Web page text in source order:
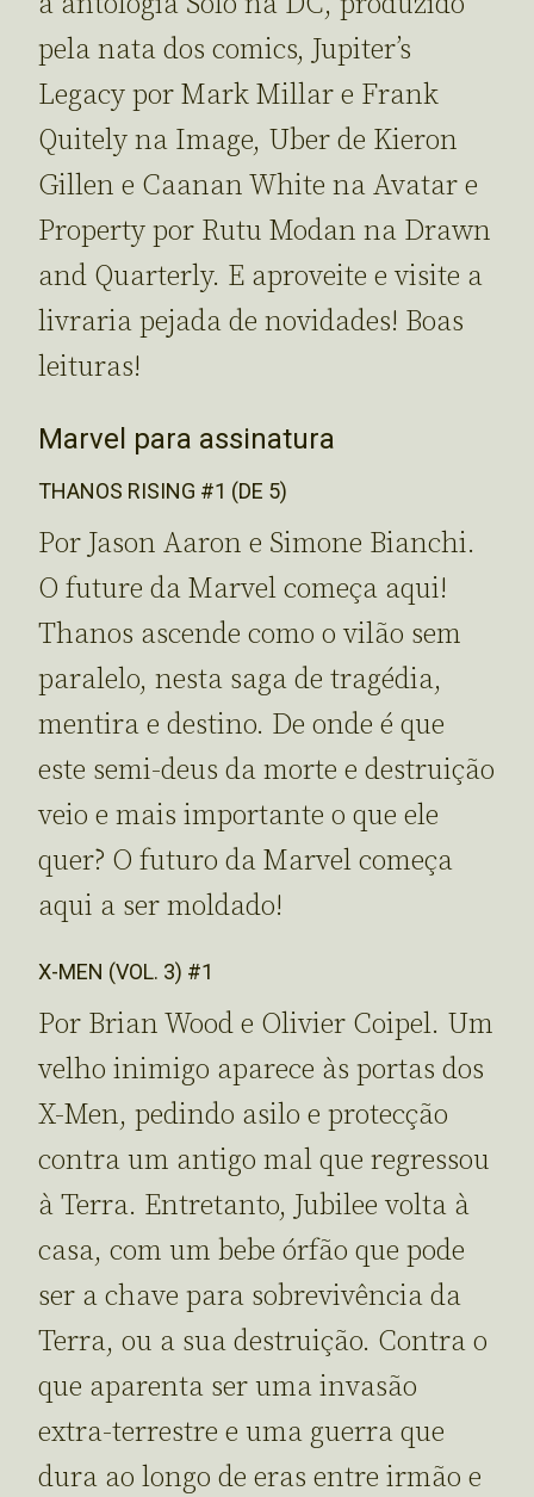
pela nata dos comics, Jupiter’s
Legacy por Mark Millar e Frank
Quitely na Image, Uber de Kieron
Gillen e Caanan White na Avatar e
Property por Rutu Modan na Drawn
and Quarterly. E aproveite e visite a
livraria pejada de novidades! Boas
leituras!
Marvel para assinatura
THANOS RISING #1 (DE 5)
Por Jason Aaron e Simone Bianchi.
O future da Marvel começa aqui!
Thanos ascende como o vilão sem
paralelo, nesta saga de tragédia,
mentira e destino. De onde é que
este semi-deus da morte e destruição
veio e mais importante o que ele
quer? O futuro da Marvel começa
aqui a ser moldado!
X-MEN (VOL. 3) #1
Por Brian Wood e Olivier Coipel. Um
velho inimigo aparece às portas dos
X-Men, pedindo asilo e protecção
contra um antigo mal que regressou
à Terra. Entretanto, Jubilee volta à
casa, com um bebe órfão que pode
ser a chave para sobrevivência da
Terra, ou a sua destruição. Contra o
que aparenta ser uma invasão
extra-terrestre e uma guerra que
dura ao longo de eras entre irmão e